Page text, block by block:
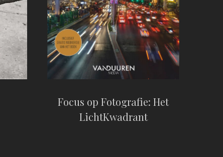
Focus op Fotografie: Het
LichtKwadrant